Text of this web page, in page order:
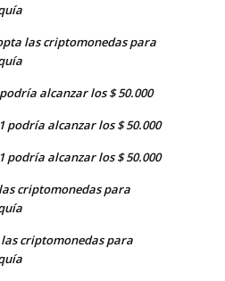
las criptomonedas para
alcanzar los $ 50.000
podría alcanzar los $ 50.000
podría alcanzar los $ 50.000
criptomonedas para
criptomonedas para